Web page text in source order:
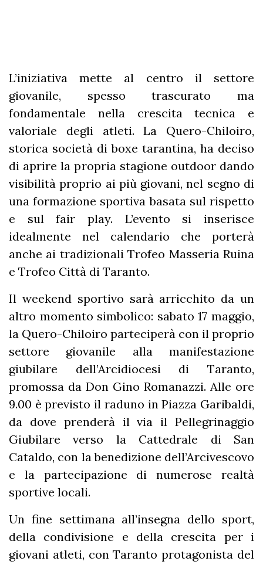
L’iniziativa mette al centro il settore
giovanile, spesso trascurato ma
fondamentale nella crescita tecnica e
valoriale degli atleti. La Quero-Chiloiro,
storica società di boxe tarantina, ha deciso
di aprire la propria stagione outdoor dando
visibilità proprio ai più giovani, nel segno di
una formazione sportiva basata sul rispetto
e sul fair play. L’evento si inserisce
idealmente nel calendario che porterà
anche ai tradizionali Trofeo Masseria Ruina
e Trofeo Città di Taranto.
Il weekend sportivo sarà arricchito da un
altro momento simbolico: sabato 17 maggio,
la Quero-Chiloiro parteciperà con il proprio
settore giovanile alla manifestazione
giubilare dell’Arcidiocesi di Taranto,
promossa da Don Gino Romanazzi. Alle ore
9.00 è previsto il raduno in Piazza Garibaldi,
da dove prenderà il via il Pellegrinaggio
Giubilare verso la Cattedrale di San
Cataldo, con la benedizione dell’Arcivescovo
e la partecipazione di numerose realtà
sportive locali.
Un fine settimana all’insegna dello sport,
della condivisione e della crescita per i
giovani atleti, con Taranto protagonista del